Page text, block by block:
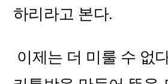
하리라고 본다.
이제는 더 미룰 수 없